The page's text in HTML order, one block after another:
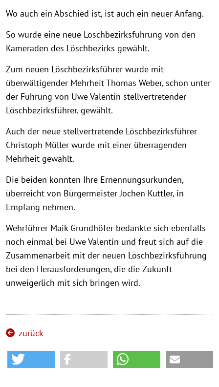
Wo auch ein Abschied ist, ist auch ein neuer Anfang.
So wurde eine neue Löschbezirksführung von den
Kameraden des Löschbezirks gewählt.
Zum neuen Löschbezirksführer wurde mit
überwältigender Mehrheit Thomas Weber, schon unter
der Führung von Uwe Valentin stellvertretender
Löschbezirksführer, gewählt.
Auch der neue stellvertretende Löschbezirksführer
Christoph Müller wurde mit einer überragenden
Mehrheit gewählt.
Die beiden konnten Ihre Ernennungsurkunden,
überreicht von Bürgermeister Jochen Kuttler, in
Empfang nehmen.
Wehrführer Maik Grundhöfer bedankte sich ebenfalls
noch einmal bei Uwe Valentin und freut sich auf die
Zusammenarbeit mit der neuen Löschbezirksführung
bei den Herausforderungen, die die Zukunft
unweigerlich mit sich bringen wird.
zurück